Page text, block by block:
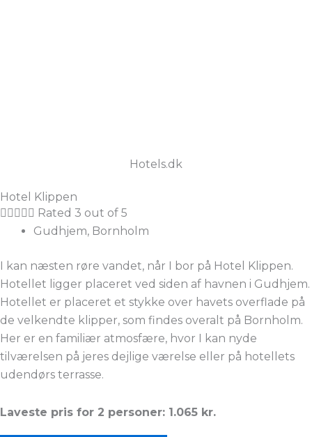
Hotels.dk
Hotel Klippen
 Rated 3 out of 5
Gudhjem, Bornholm
I kan næsten røre vandet, når I bor på Hotel Klippen.
Hotellet ligger placeret ved siden af havnen i Gudhjem.
Hotellet er placeret et stykke over havets overflade på
de velkendte klipper, som findes overalt på Bornholm.
Her er en familiær atmosfære, hvor I kan nyde
tilværelsen på jeres dejlige værelse eller på hotellets
udendørs terrasse.
Laveste pris for 2 personer: 1.065 kr.